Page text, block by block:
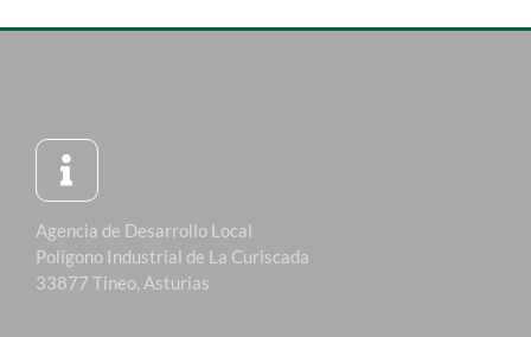
Agencia de Desarrollo Local
Polígono Industrial de La Curiscada
33877 Tineo, Asturias